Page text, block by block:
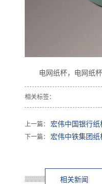
电网纸杯，电网纸
相关标签：
上一篇： 宏伟中国银行纸
下一篇： 宏伟中铁集团纸
相关新闻